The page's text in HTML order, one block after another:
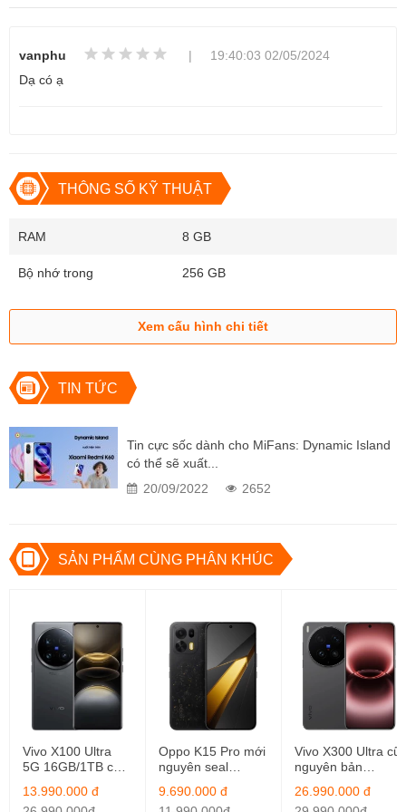
120Hz
Redmi K60 sở hữu màn hình có kích thước lớn 6.67inch, tràn viền
thoại với tấm nền OLED cùng tần số quét 120Hz cho bạn trải
nghiệm lướt chạm mượt mà.
Độ sáng màn hình tối đa là 1.400nits nên bạn có thể thoải mái sử
dụng trong mọi điều kiện ánh sáng môi trường. Đặc biệt, với độ
phân giải 2K+ sẽ giúp hình ảnh được tái tạo siêu sắc nét hơn.
vanphu
| 19:40:03 02/05/2024
Dạ có ạ
THÔNG SỐ KỸ THUẬT
RAM 8 GB
Bộ nhớ trong 256 GB
Xem cấu hình chi tiết
TIN TỨC
Tin cực sốc dành cho MiFans: Dynamic Island
có thể sẽ xuất...
20/09/2022
2652
SẢN PHẨM CÙNG PHÂN KHÚC
Vivo X100 Ultra
5G 16GB/1TB cũ
13.990.000 đ
Oppo K15 Pro mới
nguyên seal
9.690.000 đ
Vivo X300 Ultra cũ
nguyên bản
26.990.000 đ